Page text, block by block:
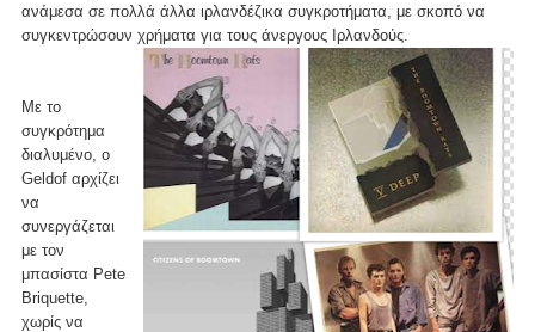
ανάμεσα σε πολλά άλλα ιρλανδέζικα συγκροτήματα, με σκοπό να
συγκεντρώσουν χρήματα για τους άνεργους Ιρλανδούς.
Με το
συγκρότημα
διαλυμένο, ο
Geldof αρχίζει
να
συνεργάζεται
με τον
μπασίστα Pete
Briquette,
χωρίς να